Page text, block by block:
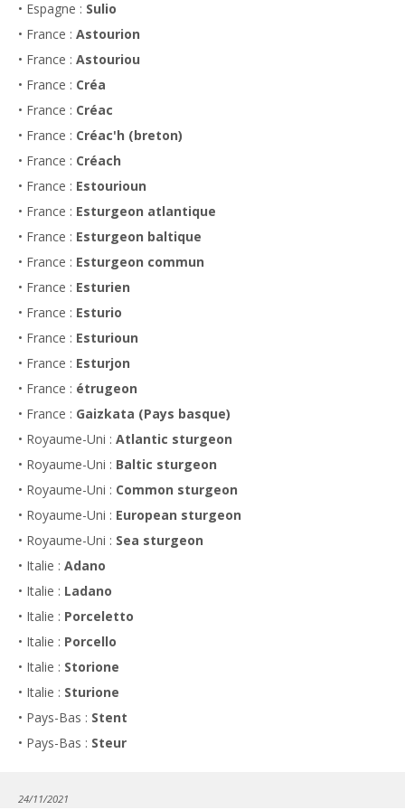
• Espagne : Sulio
• France : Astourion
• France : Astouriou
• France : Créa
• France : Créac
• France : Créac'h (breton)
• France : Créach
• France : Estourioun
• France : Esturgeon atlantique
• France : Esturgeon baltique
• France : Esturgeon commun
• France : Esturien
• France : Esturio
• France : Esturioun
• France : Esturjon
• France : étrugeon
• France : Gaizkata (Pays basque)
• Royaume-Uni : Atlantic sturgeon
• Royaume-Uni : Baltic sturgeon
• Royaume-Uni : Common sturgeon
• Royaume-Uni : European sturgeon
• Royaume-Uni : Sea sturgeon
• Italie : Adano
• Italie : Ladano
• Italie : Porceletto
• Italie : Porcello
• Italie : Storione
• Italie : Sturione
• Pays-Bas : Stent
• Pays-Bas : Steur
24/11/2021